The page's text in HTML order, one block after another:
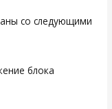
со следующими
блока